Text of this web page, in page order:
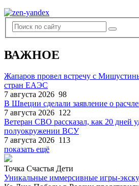
ВАЖНОЕ
Жапаров провел встречу с
стран ЕАЭС
7 августа 2026 98
В Швеции сделали заявление о
7 августа 2026 122
Ветеран СВО рассказал, как 20 дней
полуокружении ВСУ
7 августа 2026 113
показать ещё
Точка Счастья Дети
Уникальные иммерсивные игры-